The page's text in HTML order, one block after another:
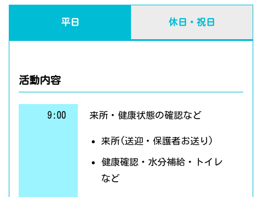
平日 休日・祝日
活動内容
9:00 来所・健康状態の確認など
来所(送迎・保護者お送り)
健康確認・水分補給・トイレ
など